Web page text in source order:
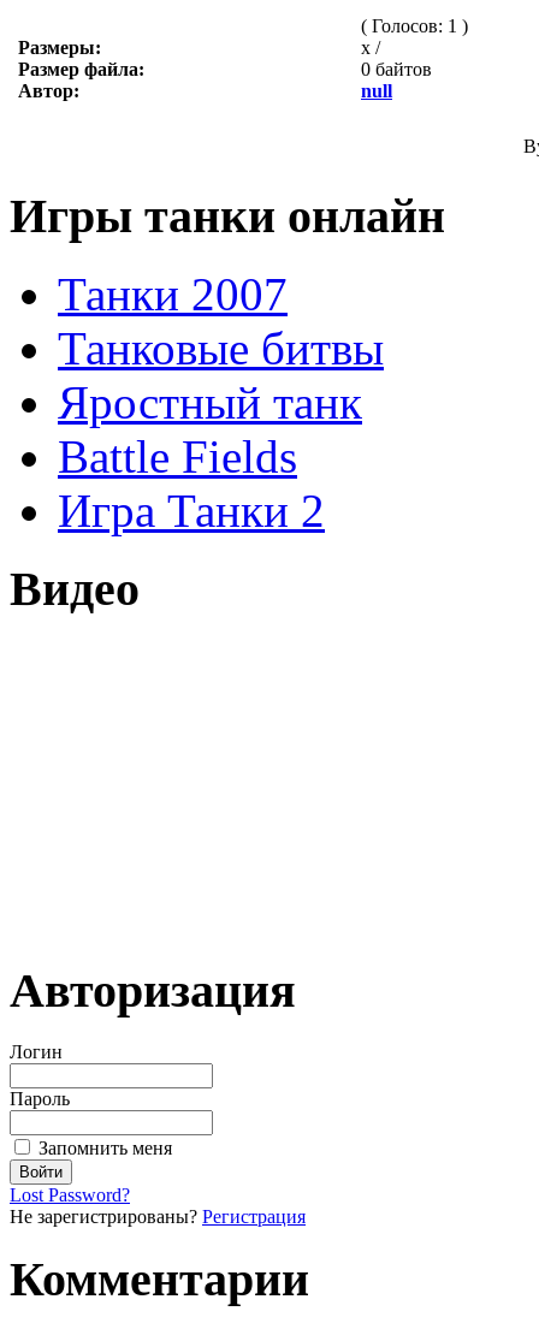
( Голосов: 1 )
Размеры:
x /
Размер файла:
0 байтов
Автор:
null
Игры танки онлайн
Танки 2007
Танковые битвы
Яростный танк
Battle Fields
Игра Танки 2
Видео
Авторизация
Логин
Пароль
Запомнить меня
Lost Password?
Не зарегистрированы? Регистрация
Комментарии